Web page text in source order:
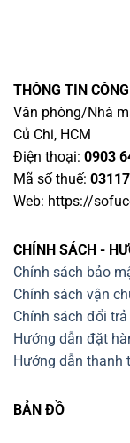
THÔNG TIN
Văn phòng/Nhà
Củ Chi, HCM
Điện thoại: 0903
Mã số thuế:
Web: https://
CHÍNH SÁCH -
Chính sách bảo
Chính sách vận
Chính sách đổi
Hướng dẫn đặt
Hướng dẫn thanh
BẢN ĐỒ